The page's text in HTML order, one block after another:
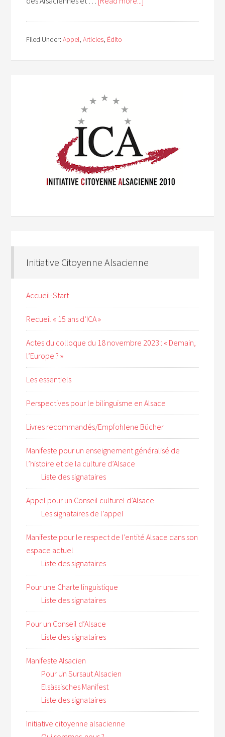
Filed Under:Appel,Articles, Édito
Initiative Citoyenne Alsacienne
Accueil-Start
Recueil « 15 ans d’ICA »
Actes du colloque du 18 novembre 2023 : « Demain,
l’Europe ? »
Les essentiels
Perspectives pour le bilinguisme en Alsace
Livres recommandés/Empfohlene Bücher
Manifeste pour un enseignement généralisé de
l’histoire et de la culture d’Alsace
Liste des signataires
Appel pour un Conseil culturel d’Alsace
Les signataires de l’appel
Manifeste pour le respect de l’entité Alsace dans son
espace actuel
Liste des signataires
Pour une Charte linguistique
Liste des signataires
Pour un Conseil d’Alsace
Liste des signataires
Manifeste Alsacien
Pour Un Sursaut Alsacien
Elsässisches Manifest
Liste des signataires
Initiative citoyenne alsacienne